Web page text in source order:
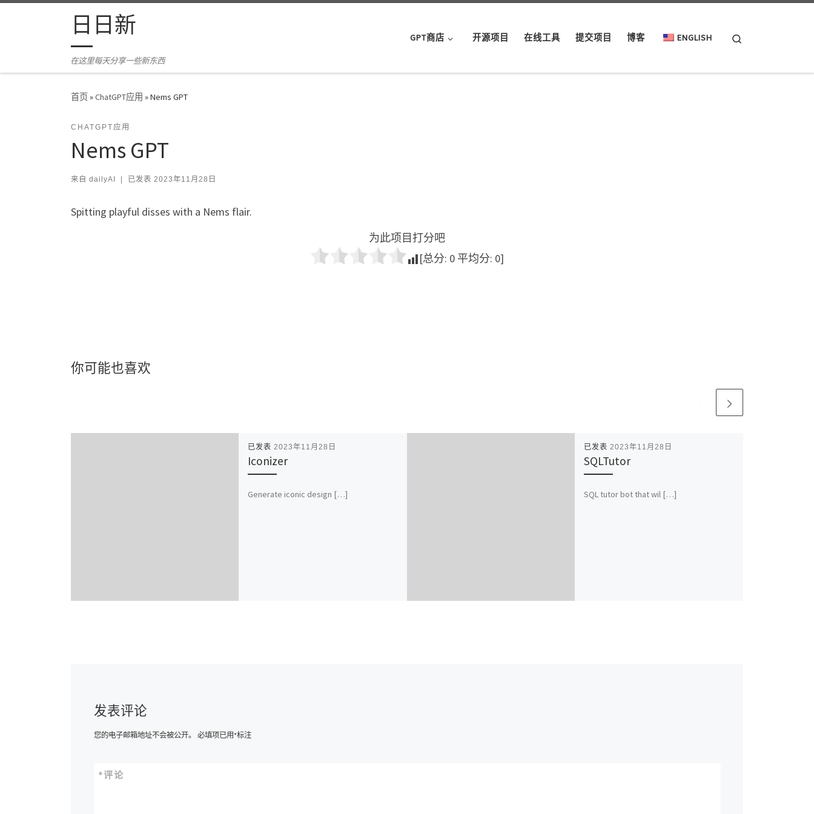
Skip to content日日新
在这里每天分享一些新东西
GPT商店 开源项目 在线工具 提交项目 博客 ENGLISH
首页»ChatGPT应用 »Nems GPT
CHATGPT应用
Nems GPT
来自 dailyAI 已发表 2023年11月28日
Spitting playful disses with a Nems flair.
为此项目打分吧
[总分: 0 平均分: 0]
你可能也喜欢
已发表 2023年11月28日
Iconizer
Generate iconic design […]
已发表 2023年11月28日
SQLTutor
SQL tutor bot that wil […]
发表评论
您的电子邮箱地址不会被公开。 必填项已用*标注
评论
*